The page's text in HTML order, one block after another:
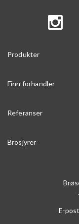
Produkter
Finn forhandler
Referanser
Brosjyrer
E-